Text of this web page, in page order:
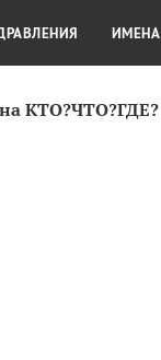
КТО?ЧТО?ГДЕ?
КРАСОТА ИМЕНА